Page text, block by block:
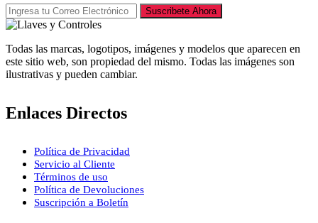
Suscribete Ahora
Todas las marcas, logotipos, imágenes y modelos que aparecen en
este sitio web, son propiedad del mismo. Todas las imágenes son
ilustrativas y pueden cambiar.
Enlaces Directos
Política de Privacidad
Servicio al Cliente
Términos de uso
Política de Devoluciones
Suscripción a Boletín